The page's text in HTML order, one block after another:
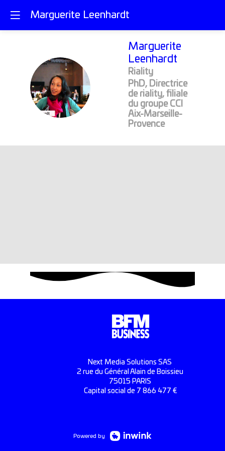
Marguerite Leenhardt
ML
Marguerite
Leenhardt
Riality
PhD, Directrice
de riality, filiale
du groupe CCI
Aix-Marseille-
Provence
Next Media Solutions SAS
2 rue du Général Alain de Boissieu
75015 PARIS
Capital social de 7 866 477 €
Powered by